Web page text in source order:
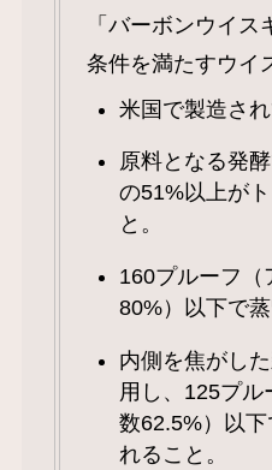
「バーボンウイ
条件を満たすウイ
米国で製造され
原料となる発
の51%以上が
と。
160プルーフ（
80%）以下で蒸
内側を焦がし
用し、125プル
数62.5%）以
れること。